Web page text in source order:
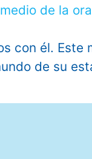
con él. Este
de su